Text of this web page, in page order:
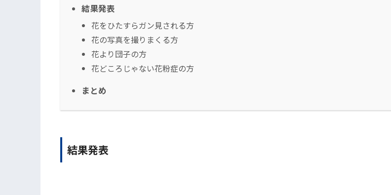
結果発表
花をひたすらガン見される方
花の写真を撮りまくる方
花より団子の方
花どころじゃない花粉症の方
まとめ
結果発表